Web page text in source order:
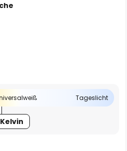
Tageslicht